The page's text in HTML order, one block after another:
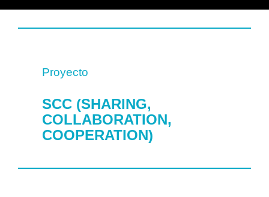
Proyecto
SCC (SHARING,
COLLABORATION,
COOPERATION)